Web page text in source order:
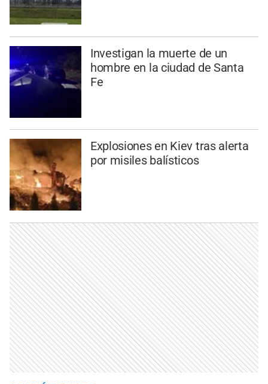
Investigan la muerte de un
hombre en la ciudad de Santa
Fe
Explosiones en Kiev tras alerta
por misiles balísticos